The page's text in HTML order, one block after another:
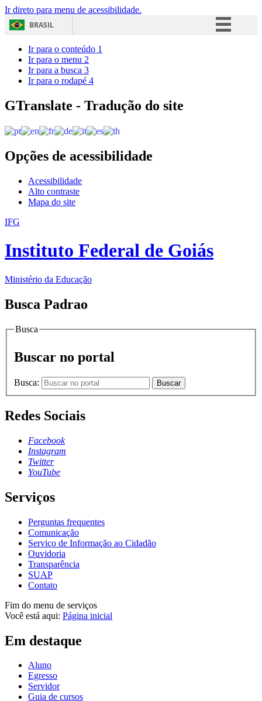
Ir direto para menu de acessibilidade.
BRASIL
Acesso à informação
Ir para o conteúdo 1
Ir para o menu 2
Ir para a busca 3
Ir para o rodapé 4
GTranslate - Tradução do site
Opções de acessibilidade
Acessibilidade
Alto contraste
Mapa do site
IFG
Instituto Federal de Goiás
Ministério da Educação
Busca Padrao
Busca
Buscar no portal
Busca: Buscar
Redes Sociais
Facebook
Instagram
Twitter
YouTube
Serviços
Perguntas frequentes
Comunicação
Serviço de Informação ao Cidadão
Ouvidoria
Transparência
SUAP
Contato
Fim do menu de serviços
Você está aqui: Página inicial
Em destaque
Aluno
Egresso
Servidor
Guia de cursos